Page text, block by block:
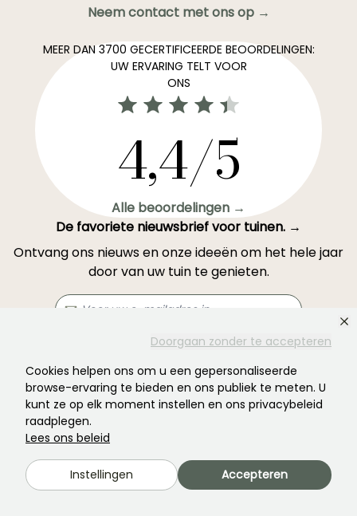
Doorgaan zonder te accepteren
Cookies helpen ons om u een gepersonaliseerde
browse-ervaring te bieden en ons publiek te meten. U
kunt ze op elk moment instellen en ons privacybeleid
raadplegen.
Lees ons beleid
Instellingen Accepteren
Neem contact met ons op →
MEER DAN 3700 GECERTIFICEERDE BEOORDELINGEN:
UW ERVARING TELT VOOR
ONS
4,4/5
Alle beoordelingen →
De favoriete nieuwsbrief voor tuinen. →
Ontvang ons nieuws en onze ideeën om het hele jaar
door van uw tuin te genieten.
Dit formulier wordt beschermd door reCAPTCHA: u kunt hetprivacybeleiden